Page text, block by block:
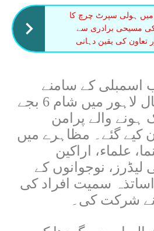
ہولی سپرٹ چرچ کا
کی مسیحی برادری سے
تعاون کی یقین دہانی
اسمبلی کے سامنے
چیئرنگ کراس، مال لاہور میں شام 6 بجے
بجے تک ہونے والے پرامن
کیے گئے۔ مظاہرے میں
علماء، اراکین
لیڈرز، نوجوانوں کے
اساتذہ سمیت افراد کی
نے شرکت کی۔